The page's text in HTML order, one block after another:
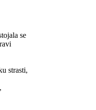
se
strasti,